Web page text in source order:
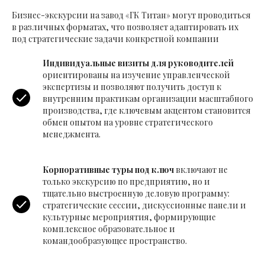
Бизнес-экскурсии на завод «ГК Титан» могут проводиться
в различных форматах, что позволяет адаптировать их
под стратегические задачи конкретной компании
Индивидуальные визиты для руководителей
ориентированы на изучение управленческой
экспертизы и позволяют получить доступ к
внутренним практикам организации масштабного
производства, где ключевым акцентом становится
обмен опытом на уровне стратегического
менеджмента.
Корпоративные туры под ключ включают не
только экскурсию по предприятию, но и
тщательно выстроенную деловую программу:
стратегические сессии, дискуссионные панели и
культурные мероприятия, формирующие
комплексное образовательное и
командообразующее пространство.